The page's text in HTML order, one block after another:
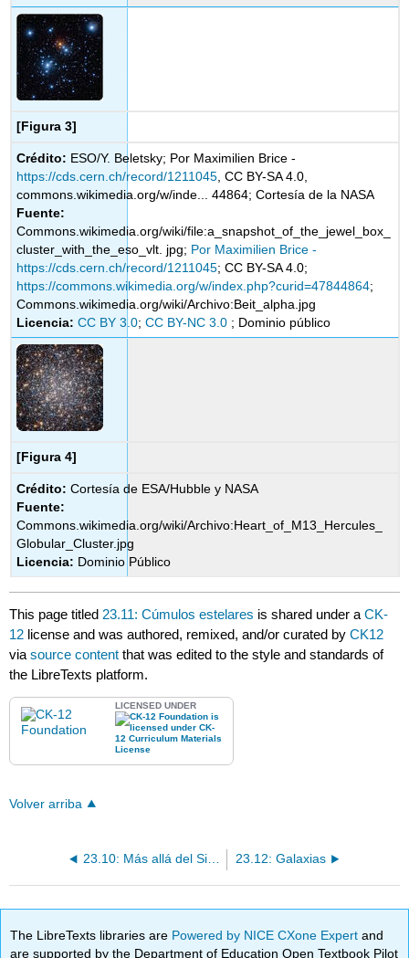
[Figura 3]
Crédito: ESO/Y. Beletsky; Por Maximilien Brice -
https://cds.cern.ch/record/1211045 , CC BY-SA 4.0,
commons.wikimedia.org/w/inde... 44864; Cortesía de la NASA
Fuente:
Commons.wikimedia.org/wiki/file:a_snapshot_of_the_jewel_box_
cluster_with_the_eso_vlt. jpg; Por Maximilien Brice -
https://cds.cern.ch/record/1211045; CC BY-SA 4.0;
https://commons.wikimedia.org/w/index.php?curid=47844864;
Commons.wikimedia.org/wiki/Archivo:Beit_alpha.jpg
Licencia: CC BY 3.0;CC BY-NC 3.0 ; Dominio público
[Figura 4]
Crédito: Cortesía de ESA/Hubble y NASA
Fuente:
Commons.wikimedia.org/wiki/Archivo:Heart_of_M13_Hercules_
Globular_Cluster.jpg
Licencia: Dominio Público
This page titled 23.11: Cúmulos estelares is shared under aCK-
12 license and was authored, remixed, and/or curated byCK12
viasource content that was edited to the style and standards of
the LibreTexts platform.
LICENSED UNDER
Volver arriba
23.10: Más allá del Sistema Solar- Desafío 2 23.12: Galaxias
The LibreTexts libraries are Powered by NICE CXone Expertand
are supported by the Department of Education Open Textbook Pilot